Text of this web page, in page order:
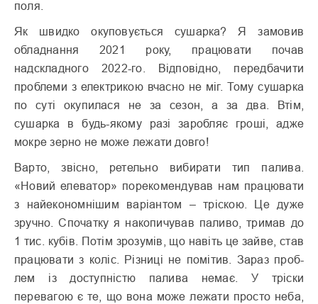
поля.
Як швидко окуповується сушарка? Я замовив
обладнання 2021 року, працювати почав
надскладного 2022-го. Відповідно, передбачити
проблеми з електрикою вчасно не міг. Тому сушарка
по суті окупилася не за сезон, а за два. Втім,
сушарка в будь-якому разі заробляє гроші, адже
мокре зерно не може лежати довго!
Варто, звісно, ретельно вибирати тип палива.
«Новий елеватор» порекомендував нам працювати
з найекономнішим варіантом – тріскою. Це дуже
зручно. Спочатку я накопичував паливо, тримав до
1 тис. кубів. Потім зрозумів, що навіть це зайве, став
працювати з коліс. Різниці не помітив. Зараз проб­
лем із доступністю палива немає. У тріски
перевагою є те, що вона може лежати просто неба,